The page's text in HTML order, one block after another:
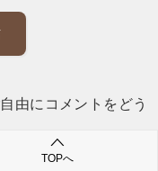
由にコメントをどう
TOPへ